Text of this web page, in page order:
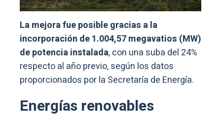
La mejora fue posible gracias a la
incorporación de 1.004,57 megavatios (MW)
de potencia instalada, con una suba del 24%
respecto al año previo, según los datos
proporcionados por la Secretaría de Energía.
Energías renovables